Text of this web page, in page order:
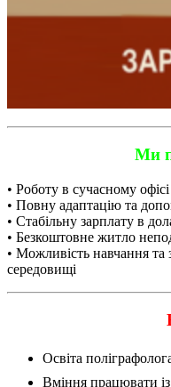
Ми
• Роботу в сучасному
• Повну адаптацію та
• Стабільну зарплату в
• Безкоштовне житло
• Можливість навчання
середовищі
Освіта
Вміння працювати